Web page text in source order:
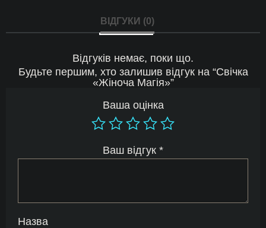
ВІДГУКИ (0)
Відгуків немає, поки що.
Будьте першим, хто залишив відгук на “Свічка
«Жіноча Магія»”
Ваша оцінка
Ваш відгук *
Назва